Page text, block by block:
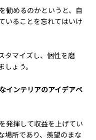
勧めるのかというと、自
いることを忘れてはいけ
タマイズし、個性を磨
ょう。
インテリアのアイデアベ
発揮して収益を上げてい
場所であり、羨望のまな